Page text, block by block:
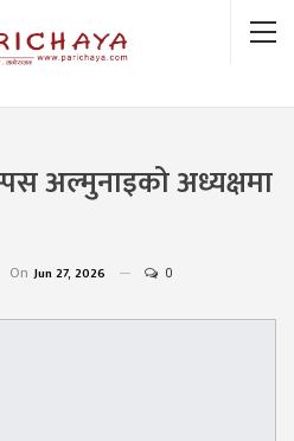
अल्मुनाइको अध्यक्षमा
On Jun 27, 2026 0